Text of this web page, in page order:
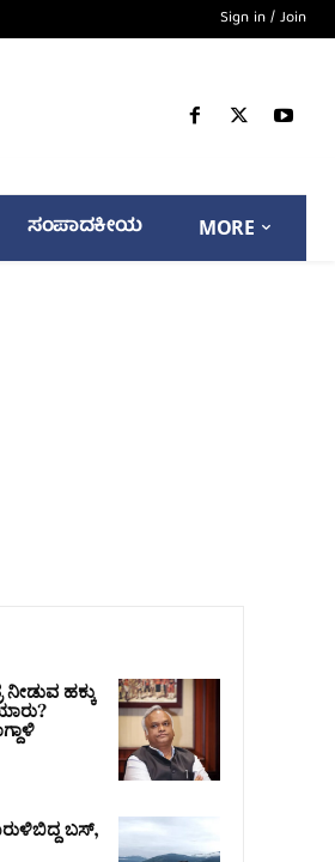
Sign in / Join
ಸಂಪಾದಕೀಯ MORE
ಹಕ್ಕು
ಬಸ್‌,